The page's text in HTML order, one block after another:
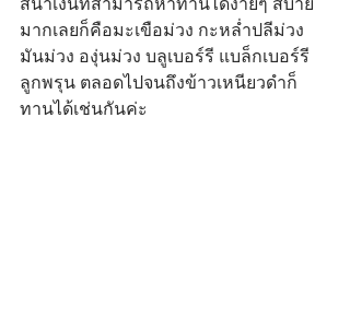
สีน้ำเงินที่สามารถหาทานได้ง่ายๆ สบาย
มากเลยก็คือมะเขือม่วง กะหล่ำปลีม่วง
มันม่วง องุ่นม่วง บลูเบอร์รี แบล็กเบอร์รี
ลูกพรุน ตลอดไปจนถึงข้าวเหนียวดำก็
ทานได้เช่นกันค่ะ